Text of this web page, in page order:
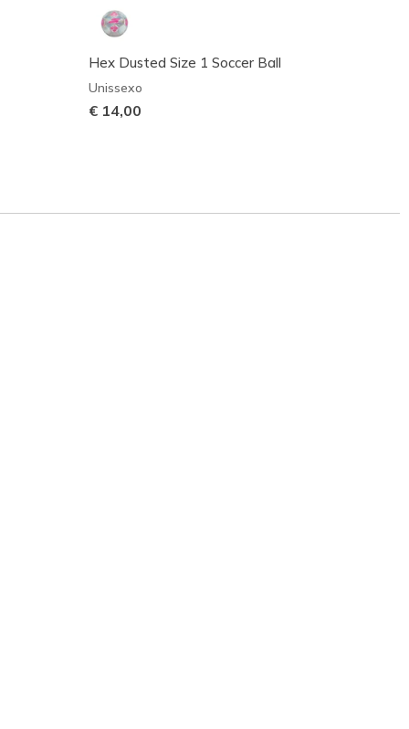
Hex Dusted Size 1 Soccer Ball
Unissexo
€ 14,00